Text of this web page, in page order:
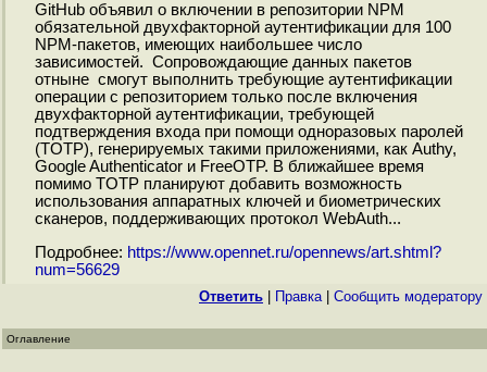
GitHub объявил о включении в репозитории NPM
обязательной двухфакторной аутентификации для 100
NPM-пакетов, имеющих наибольшее число
зависимостей. Сопровождающие данных пакетов
отныне смогут выполнить требующие аутентификации
операции с репозиторием только после включения
двухфакторной аутентификации, требующей
подтверждения входа при помощи одноразовых паролей
(TOTP), генерируемых такими приложениями, как Authy,
Google Authenticator и FreeOTP. В ближайшее время
помимо TOTP планируют добавить возможность
использования аппаратных ключей и биометрических
сканеров, поддерживающих протокол WebAuth...
Подробнее: https://www.opennet.ru/opennews/art.shtml?
num=56629
Ответить Правка| Cообщить модератору
Оглавление